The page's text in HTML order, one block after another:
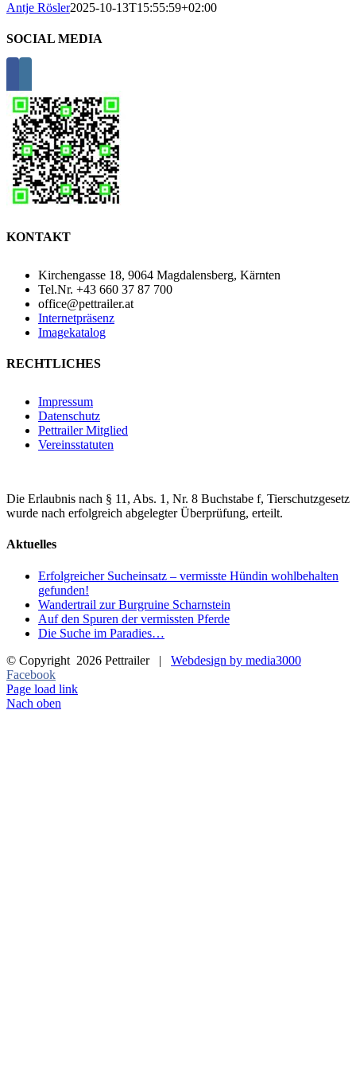
Antje Rösler2025-10-13T15:55:59+02:00
SOCIAL MEDIA
KONTAKT
Kirchengasse 18, 9064 Magdalensberg, Kärnten
Tel.Nr. +43 660 37 87 700
office@pettrailer.at
Internetpräsenz
Imagekatalog
RECHTLICHES
Impressum
Datenschutz
Pettrailer Mitglied
Vereinsstatuten
Die Erlaubnis nach § 11, Abs. 1, Nr. 8 Buchstabe f, Tierschutzgesetz
wurde nach erfolgreich abgelegter Überprüfung, erteilt.
Aktuelles
Erfolgreicher Sucheinsatz – vermisste Hündin wohlbehalten
gefunden!
Wandertrail zur Burgruine Scharnstein
Auf den Spuren der vermissten Pferde
Die Suche im Paradies…
© Copyright 2026 Pettrailer | Webdesign by media3000
Facebook
Page load link
Nach oben